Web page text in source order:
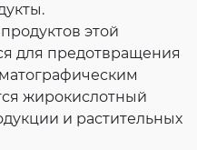
этой
для предотвращения
жирокислотный
и растительных